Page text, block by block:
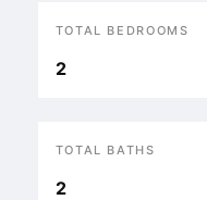
TOTAL BEDROOMS
2
TOTAL BATHS
2